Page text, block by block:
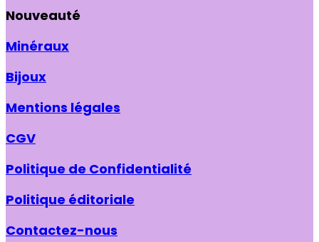
Nouveauté
Minéraux
Bijoux
Mentions légales
CGV
Politique de Confidentialité
Politique éditoriale
Contactez-nous